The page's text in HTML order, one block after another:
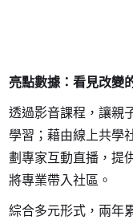
亮點數據：看見改變
透過影音課程，讓親
學習；藉由線上共學
劃專家互動直播，提
將專業帶入社區。
綜合多元形式，兩年